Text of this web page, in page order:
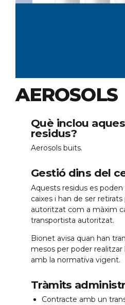
AEROSOLS
Què inclou
residus?
Aerosols buits.
Gestió dins del
Aquests residus es
caixes i han de ser
autoritzat com a màxim
transportista autoritzat.
Bionet avisa quan han
mesos per poder realitzar
amb la normativa vigent.
Tràmits
Contracte amb un